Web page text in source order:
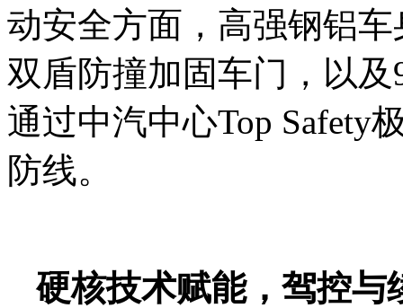
动安全方面，高强钢铝
双盾防撞加固车门，以
通过中汽中心Top Safety
防线。
硬核技术赋能，驾控与